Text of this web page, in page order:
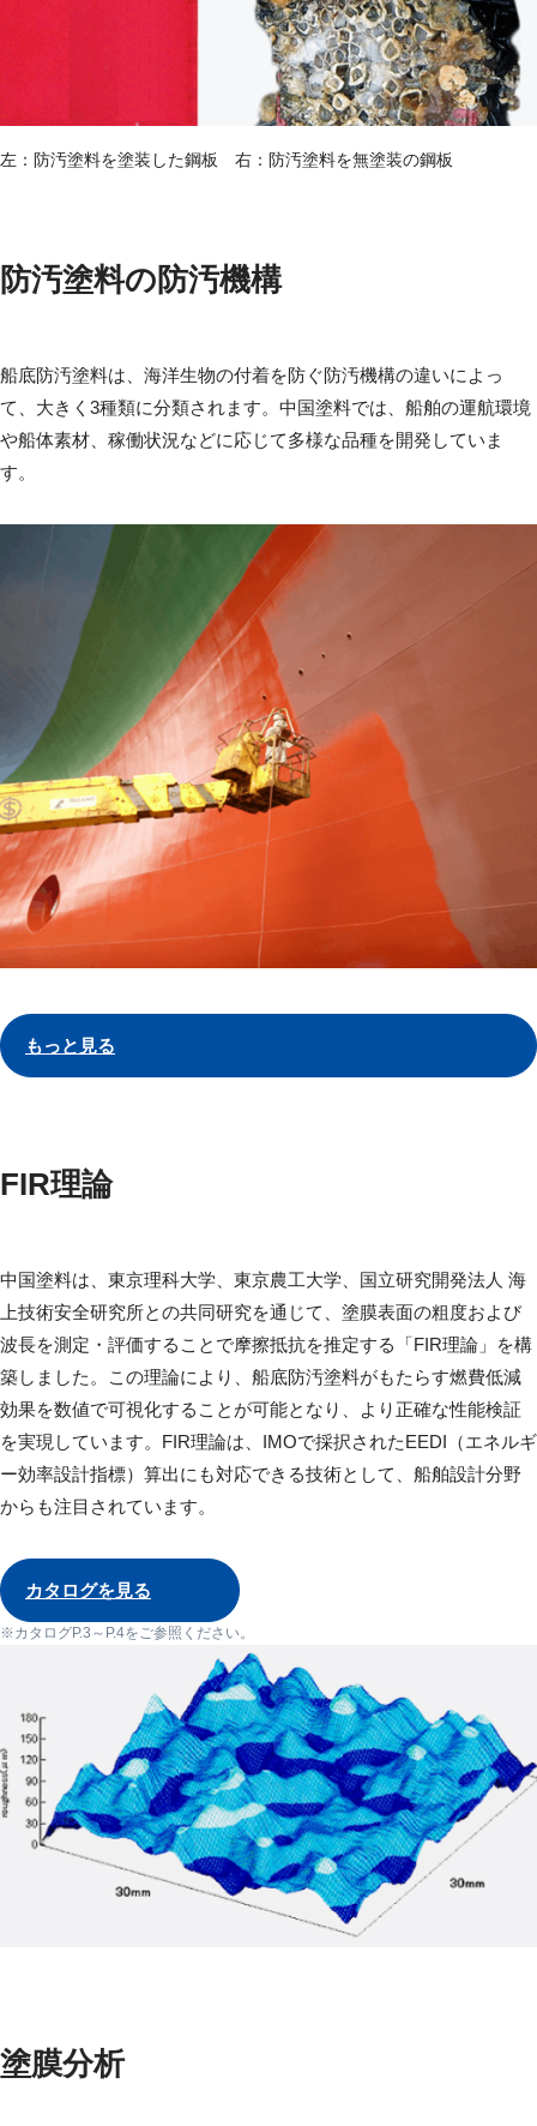
左：防汚塗料を塗装した鋼板 右：防汚塗料を無塗装の鋼板
防汚塗料の防汚機構
船底防汚塗料は、海洋生物の付着を防ぐ防汚機構の違いによっ
て、大きく3種類に分類されます。中国塗料では、船舶の運航環境
や船体素材、稼働状況などに応じて多様な品種を開発していま
す。
もっと見る
FIR理論
中国塗料は、東京理科大学、東京農工大学、国立研究開発法人 海
上技術安全研究所との共同研究を通じて、塗膜表面の粗度および
波長を測定・評価することで摩擦抵抗を推定する「FIR理論」を構
築しました。この理論により、船底防汚塗料がもたらす燃費低減
効果を数値で可視化することが可能となり、より正確な性能検証
を実現しています。FIR理論は、IMOで採択されたEEDI（エネルギ
ー効率設計指標）算出にも対応できる技術として、船舶設計分野
からも注目されています。
カタログを見る
カタログP.3～P.4をご参照ください。
塗膜分析